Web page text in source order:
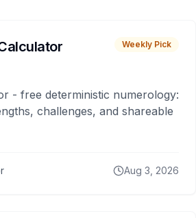
Weekly Pick
- free deterministic numerology:
challenges, and shareable
Aug 3, 2026